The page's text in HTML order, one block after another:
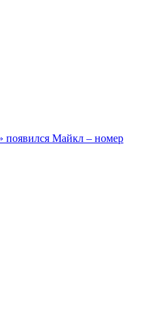
появился Майкл – номер